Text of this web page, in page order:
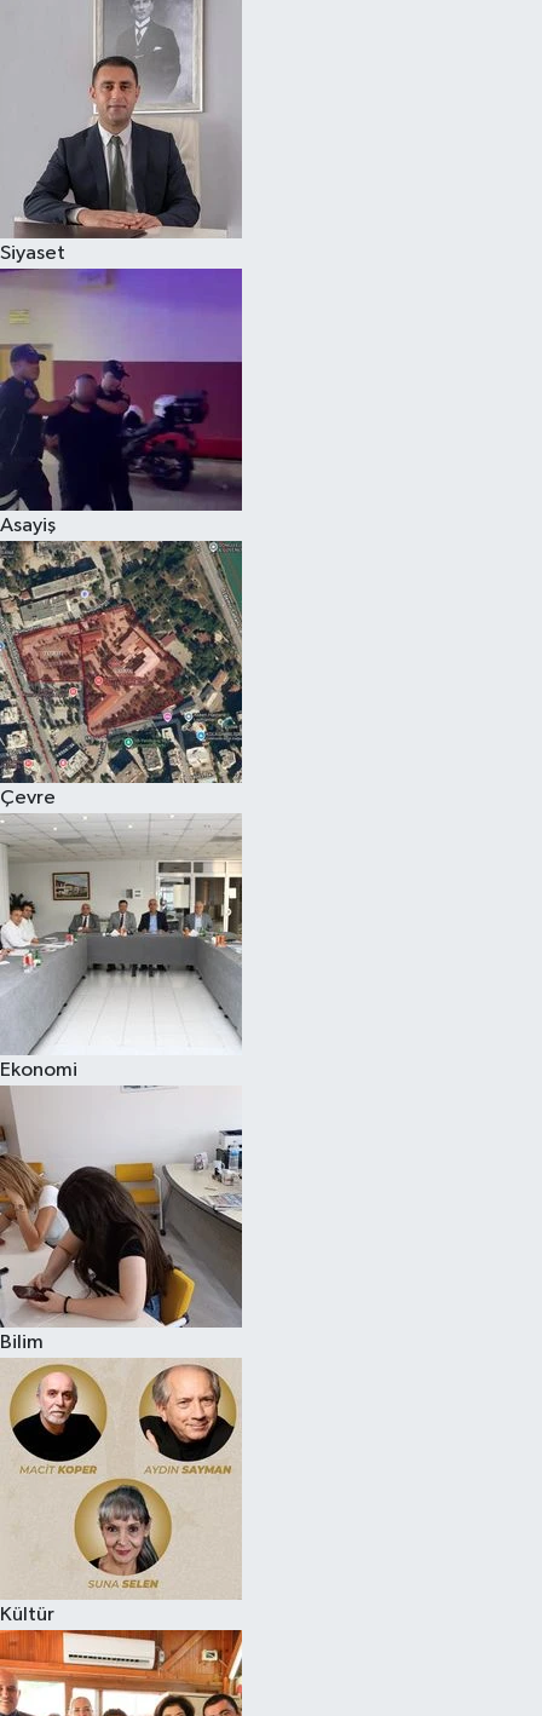
Siyaset
Asayiş
Çevre
Ekonomi
Bilim
Kültür
Magazin
Özel
Resmi İlanlar
Sağlık
Siyaset
Yaşam
Yerel Yönetimler
Yurttan